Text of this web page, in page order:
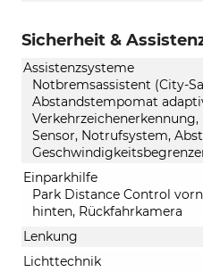
Sicherheit &
Assistenzsysteme
Notbremsassistent (City-
Abstandstempomat
Sensor, Notrufsystem,
Einparkhilfe
Park Distance Control
hinten, Rückfahrkamera
Lenkung
Lichttechnik